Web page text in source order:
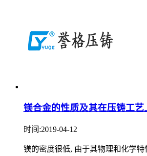
镁合金的性质及其在压铸工艺
时间:2019-04-12
镁的密度很低, 由于其物理和化学特